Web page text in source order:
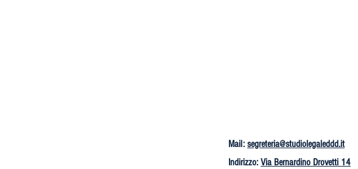
Mail: segreteria@studiolegaleddd.it
Indirizzo: Via Bernardino Drovetti 14